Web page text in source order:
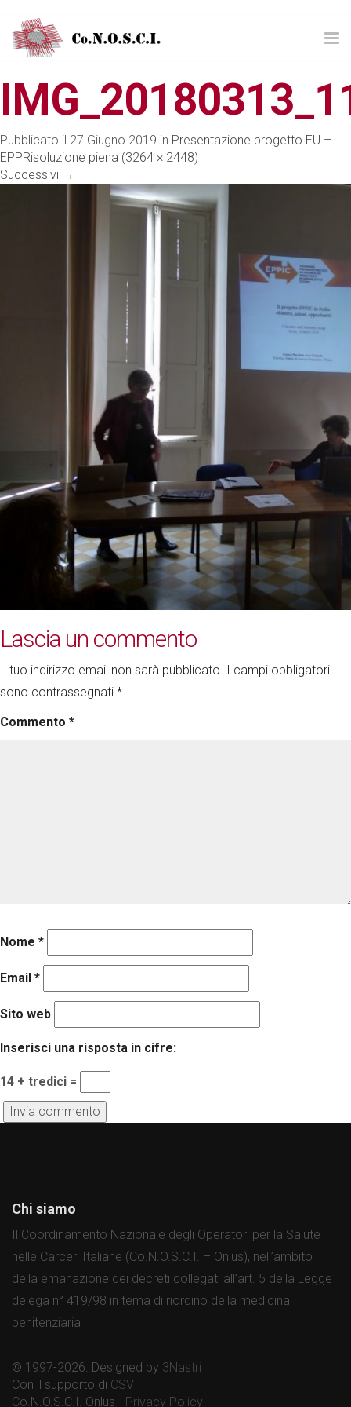
Pubblicato il 27 Giugno 2019 in Presentazione progetto EU –
EPPRisoluzione piena (3264 × 2448)
Successivi →
Lascia un commento
Il tuo indirizzo email non sarà pubblicato. I campi obbligatori
sono contrassegnati *
Commento *
Nome *
Email *
Sito web
Inserisci una risposta in cifre:
14 + tredici =
Chi siamo
Il Coordinamento Nazionale degli Operatori per la Salute
nelle Carceri Italiane (Co.N.O.S.C.I. – Onlus), nell’ambito
della emanazione dei decreti collegati all’art. 5 della Legge
delega n° 419/98 in tema di riordino della medicina
penitenziaria
© 1997-2026. Designed by 3Nastri
Con il supporto di CSV
Co.N.O.S.C.I. Onlus - Privacy Policy